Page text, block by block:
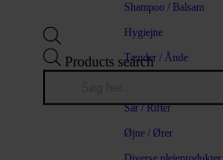
Shampoo / Balsam
Hygiejne
Tænder / Ånde
Sår / Rifter
Øjne / Ører
Products search